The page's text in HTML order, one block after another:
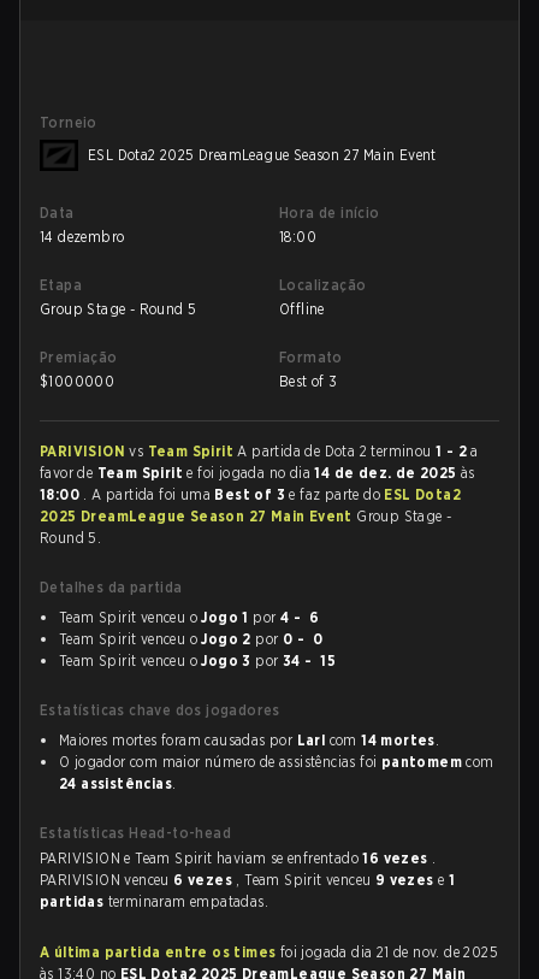
Torneio
ESL Dota2 2025 DreamLeague Season 27 Main Event
Data
14 dezembro
Hora de início
18:00
Etapa
Group Stage - Round 5
Localização
Offline
Premiação
$1000000
Formato
Best of 3
PARIVISIONvs Team SpiritA partida de Dota 2 terminou1 - 2 a
favor de Team Spirite foi jogada no dia14 de dez. de 2025às
18:00 . A partida foi uma Best of 3e faz parte do ESL Dota2
2025 DreamLeague Season 27 Main Event Group Stage -
Round 5.
Detalhes da partida
Team Spirit venceu oJogo 1 por 4 - 6
Team Spirit venceu oJogo 2 por 0 - 0
Team Spirit venceu oJogo 3 por 34 - 15
Estatísticas chave dos jogadores
Maiores mortes foram causadas por Larl com14 mortes.
O jogador com maior número de assistências foi pantomem com
24 assistências.
Estatísticas Head-to-head
PARIVISION e Team Spirit haviam se enfrentado16 vezes .
PARIVISION venceu 6 vezes , Team Spirit venceu 9 vezese 1
partidas terminaram empatadas.
A última partida entre os times foi jogada dia 21 de nov. de 2025
às 13:40 no ESL Dota2 2025 DreamLeague Season 27 Main